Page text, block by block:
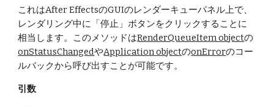
これはAfter EffectsのGUIのレンダーキューパネル上で、
レンダリング中に「停止」ボタンをクリックすることに
相当します。このメソッドはRenderQueueItem objectの
onStatusChangedやApplication objectのonErrorのコー
ルバックから呼び出すことが可能です。
引数